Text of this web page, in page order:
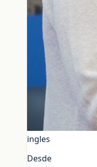
Nosotros
Contacto
+598 2623-0556
ingles
Desde